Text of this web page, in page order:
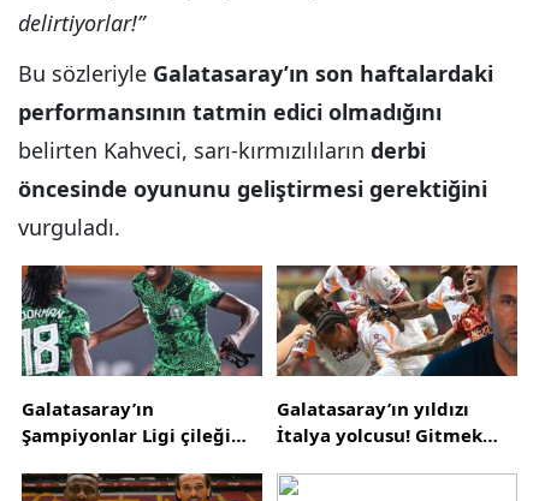
delirtiyorlar!”
Bu sözleriyle Galatasaray’ın son haftalardaki
performansının tatmin edici olmadığını
belirten Kahveci, sarı-kırmızılıların derbi
öncesinde oyununu geliştirmesi gerektiğini
vurguladı.
Galatasaray’ın
Şampiyonlar Ligi çileği
bomba transfer iddiası
Galatasaray’ın yıldızı
İtalya yolcusu! Gitmek